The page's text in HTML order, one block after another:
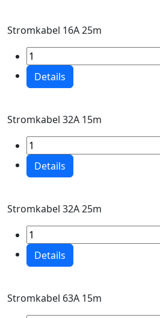
Stromkabel 16A 25m
Details
Stromkabel 32A 15m
Details
Stromkabel 32A 25m
Details
Stromkabel 63A 15m